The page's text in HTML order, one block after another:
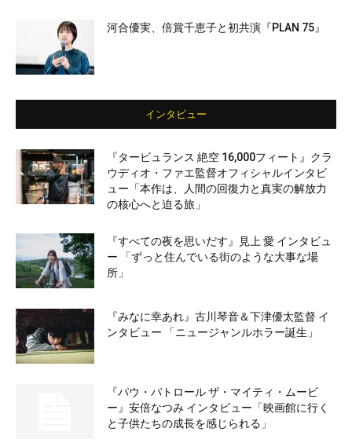
河合優実、倍賞千恵子と初共演『PLAN 75』
インタビュー
『タービュランス 絶空 16,000フィート』クラ
ウディオ・ファエ監督オフィシャルインタビ
ュー「本作は、人間の回復力と真実の解放力
の核心へと迫る旅」
『すべての夜を思いだす』見上 愛 インタビュ
ー 「ずっと住んでいる街のような大事な場
所」
『みなに幸あれ』古川琴音＆下津優太監督 イ
ンタビュー 「ニュージャンルホラー誕生」
『パウ・パトロール ザ・マイティ・ムービ
ー』安倍なつみ インタビュー「映画館に行く
と子供たちの成長を感じられる」